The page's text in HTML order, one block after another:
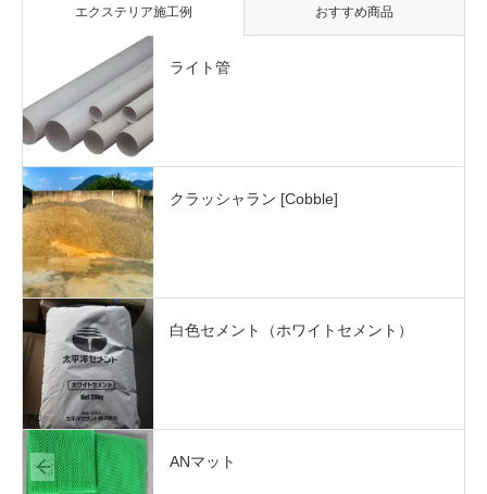
エクステリア施工例 おすすめ商品
ライト管
クラッシャラン [Cobble]
白色セメント（ホワイトセメント）
ANマット